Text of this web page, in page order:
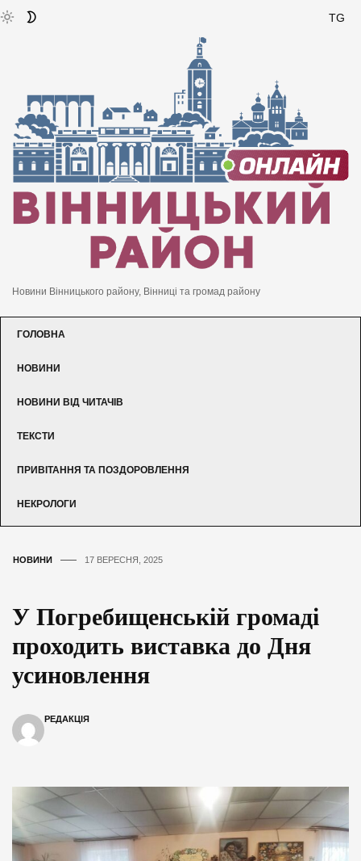
TG
Новини Вінницького району, Вінниці та громад району
ГОЛОВНА
НОВИНИ
НОВИНИ ВІД ЧИТАЧІВ
ТЕКСТИ
ПРИВІТАННЯ ТА ПОЗДОРОВЛЕННЯ
НЕКРОЛОГИ
НОВИНИ 17 ВЕРЕСНЯ, 2025
У Погребищенській громаді
проходить виставка до Дня
усиновлення
РЕДАКЦІЯ